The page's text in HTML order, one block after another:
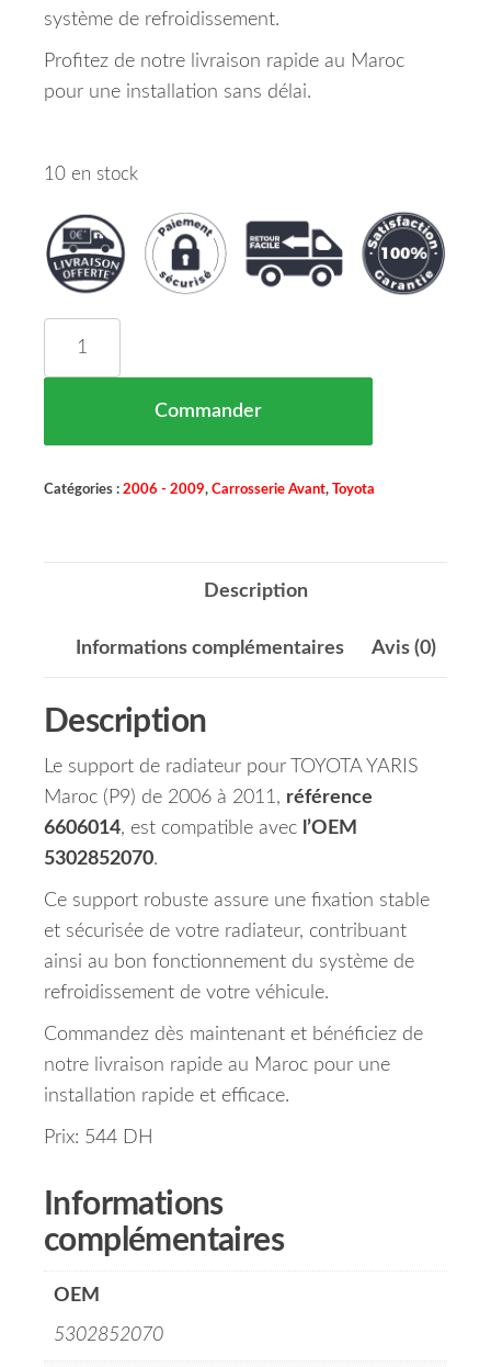
système de refroidissement.
Profitez de notre livraison rapide au Maroc
pour une installation sans délai.
10 en stock
Commander
Catégories : 2006 - 2009, Carrosserie Avant, Toyota
Description
Informations complémentaires Avis (0)
Description
Le support de radiateur pour TOYOTA YARIS
Maroc (P9) de 2006 à 2011, référence
6606014, est compatible avec l’OEM
5302852070.
Ce support robuste assure une fixation stable
et sécurisée de votre radiateur, contribuant
ainsi au bon fonctionnement du système de
refroidissement de votre véhicule.
Commandez dès maintenant et bénéficiez de
notre livraison rapide au Maroc pour une
installation rapide et efficace.
Prix: 544 DH
Informations
complémentaires
OEM
5302852070